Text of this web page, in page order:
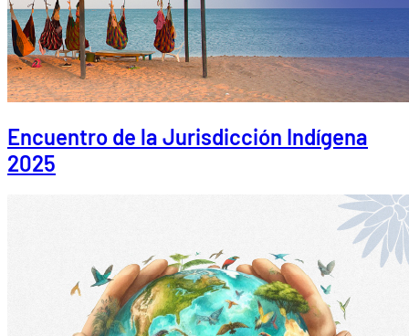
Encuentro de la Jurisdicción Indígena
2025